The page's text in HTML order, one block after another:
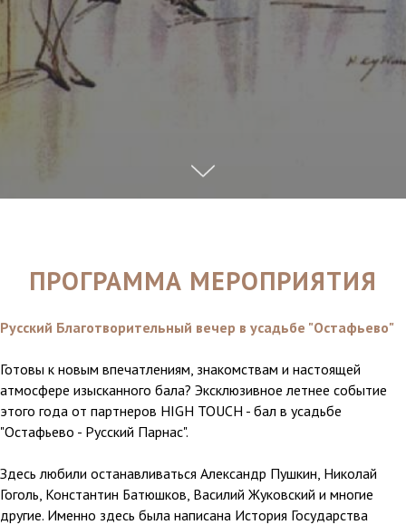
ПРОГРАММА МЕРОПРИЯТИЯ
Русский Благотворительный вечер в усадьбе "Остафьево"
Готовы к новым впечатлениям, знакомствам и настоящей
атмосфере изысканного бала? Эксклюзивное летнее событие
этого года от партнеров HIGH TOUCH - бал в усадьбе
"Остафьево - Русский Парнас".
Здесь любили останавливаться Александр Пушкин, Николай
Гоголь, Константин Батюшков, Василий Жуковский и многие
другие. Именно здесь была написана История Государства